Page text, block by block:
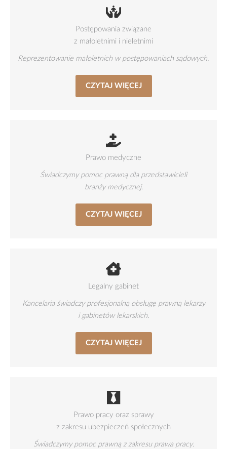
Postępowania związane
z małoletnimi i nieletnimi
Reprezentowanie małoletnich w postępowaniach sądowych.
CZYTAJ WIĘCEJ
Prawo medyczne
Świadczymy pomoc prawną dla przedstawicieli
branży medycznej.
CZYTAJ WIĘCEJ
Legalny gabinet
Kancelaria świadczy profesjonalną obsługę prawną lekarzy
i gabinetów lekarskich.
CZYTAJ WIĘCEJ
Prawo pracy oraz sprawy
z zakresu ubezpieczeń społecznych
Świadczymy pomoc prawną z zakresu prawa pracy.